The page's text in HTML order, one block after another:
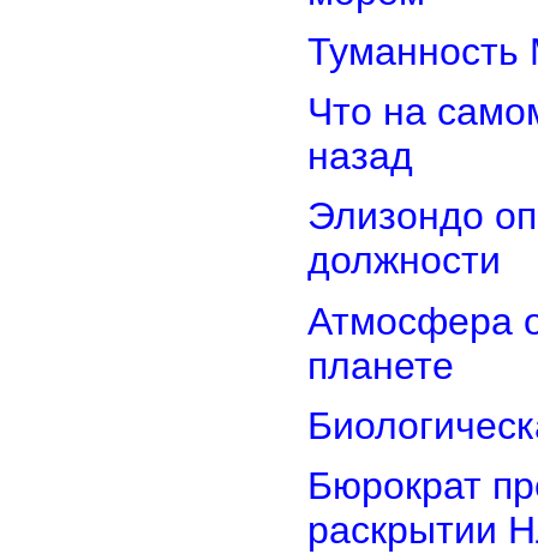
Туманность
Что на
назад
Элизондо
должности
Атмосфера
планете
Бюрократ
раскрытии